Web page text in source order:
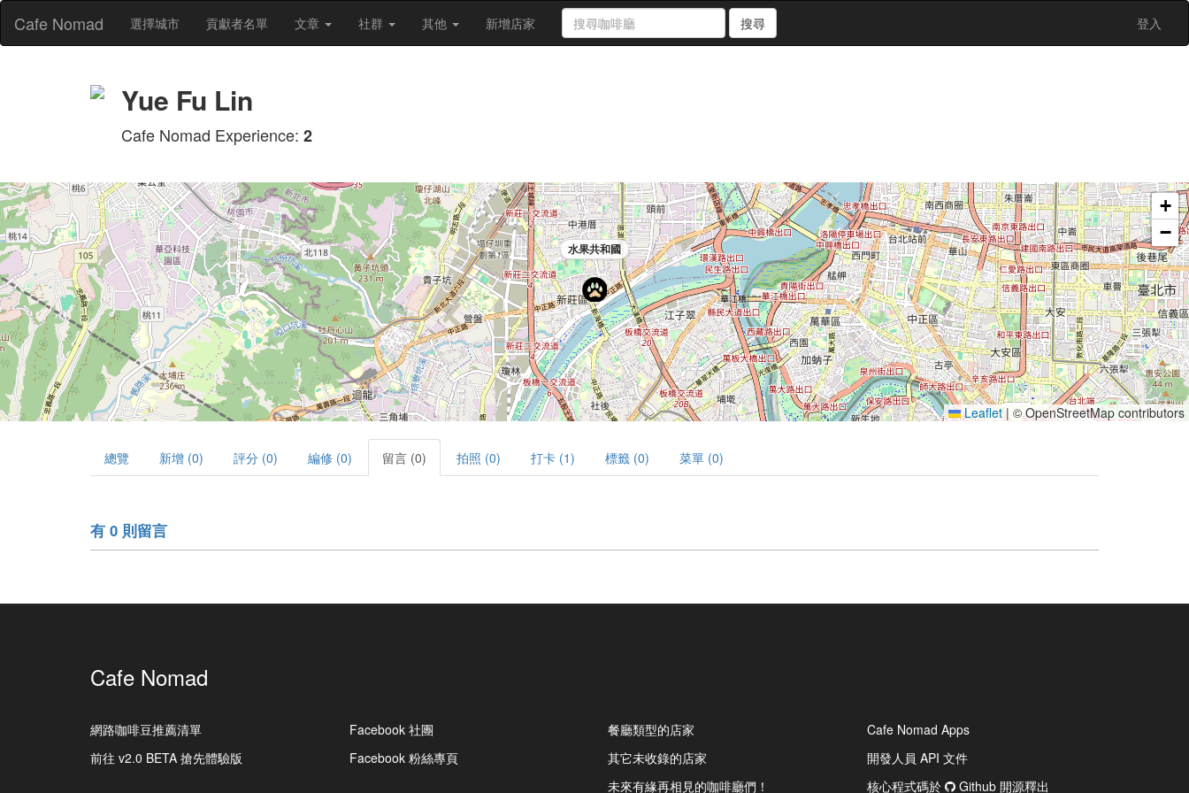
Cafe Nomad 選擇城市 貢獻者名單 文章 社群 其他 新增店家 搜尋 登入
Yue Fu Lin
Cafe Nomad Experience: 2
水果共和國
+
−
Leaflet | © OpenStreetMap contributors
總覽 新增 (0) 評分 (0) 編修 (0) 留言 (0) 拍照 (0) 打卡 (1) 標籤 (0) 菜單 (0)
有 0 則留言
Cafe Nomad
網路咖啡豆推薦清單
前往 v2.0 BETA 搶先體驗版
Facebook 社團
Facebook 粉絲專頁
餐廳類型的店家
其它未收錄的店家
未來有緣再相見的咖啡廳們！
Cafe Nomad Apps
開發人員 API 文件
核心程式碼於
Github 開源釋出